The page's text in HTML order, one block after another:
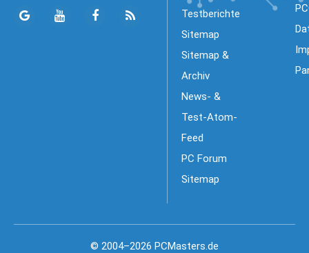
Testberichte
Sitemap
Sitemap &
Archiv
News- &
Test-Atom-
Feed
PC Forum
Sitemap
© 2004–2026 PCMasters.de